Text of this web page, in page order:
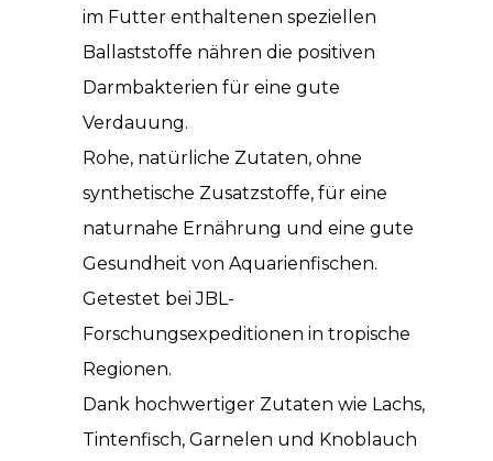
im Futter enthaltenen speziellen
Ballaststoffe nähren die positiven
Darmbakterien für eine gute
Verdauung.
Rohe, natürliche Zutaten, ohne
synthetische Zusatzstoffe, für eine
naturnahe Ernährung und eine gute
Gesundheit von Aquarienfischen.
Getestet bei JBL-
Forschungsexpeditionen in tropische
Regionen.
Dank hochwertiger Zutaten wie Lachs,
Tintenfisch, Garnelen und Knoblauch